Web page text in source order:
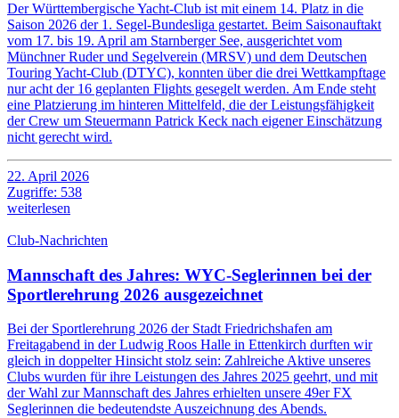
Der Württembergische Yacht-Club ist mit einem 14. Platz in die
Saison 2026 der 1. Segel-Bundesliga gestartet. Beim Saisonauftakt
vom 17. bis 19. April am Starnberger See, ausgerichtet vom
Münchner Ruder und Segelverein (MRSV) und dem Deutschen
Touring Yacht-Club (DTYC), konnten über die drei Wettkampftage
nur acht der 16 geplanten Flights gesegelt werden. Am Ende steht
eine Platzierung im hinteren Mittelfeld, die der Leistungsfähigkeit
der Crew um Steuermann Patrick Keck nach eigener Einschätzung
nicht gerecht wird.
22. April 2026
Zugriffe: 538
weiterlesen
Club-Nachrichten
Mannschaft des Jahres: WYC-Seglerinnen bei der
Sportlerehrung 2026 ausgezeichnet
Bei der Sportlerehrung 2026 der Stadt Friedrichshafen am
Freitagabend in der Ludwig Roos Halle in Ettenkirch durften wir
gleich in doppelter Hinsicht stolz sein: Zahlreiche Aktive unseres
Clubs wurden für ihre Leistungen des Jahres 2025 geehrt, und mit
der Wahl zur Mannschaft des Jahres erhielten unsere 49er FX
Seglerinnen die bedeutendste Auszeichnung des Abends.